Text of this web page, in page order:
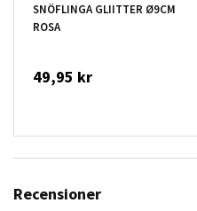
SNÖFLINGA GLIITTER Ø9CM
ROSA
49,95 kr
Recensioner